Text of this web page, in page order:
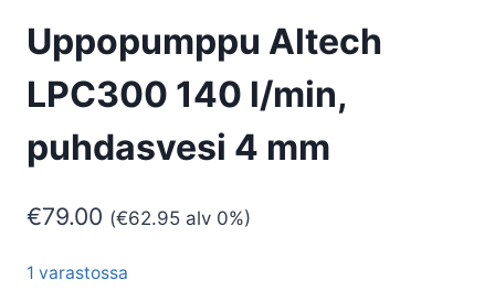
Uppopumppu Altech
LPC300 140 l/min,
puhdasvesi 4 mm
€79.00 (€62.95 alv 0%)
1 varastossa